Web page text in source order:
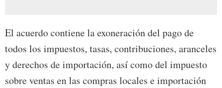
El acuerdo contiene la exoneración del pago de
todos los impuestos, tasas, contribuciones, aranceles
y derechos de importación, así como del impuesto
sobre ventas en las compras locales e importación